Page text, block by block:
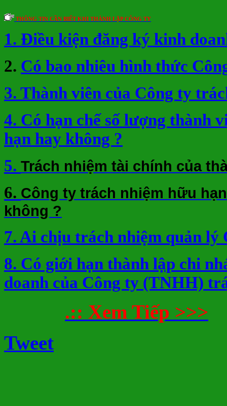
THÔNG TIN CẦN BIẾT KHI THÀNH LẬP CÔNG TY
1. Điều kiện đăng ký kinh
2. Có bao nhiêu hình thức
3. Thành viên của Công ty
4. Có hạn chế số lượng thành
hạn hay không ?
5. Trách nhiệm tài chính của
6. Công ty trách nhiệm hữu
không ?
7. Ai chịu trách nhiệm quản
8. Có giới hạn thành lập chi
doanh của Công ty (TNHH)
.:: Xem Tiếp >>>
Tweet